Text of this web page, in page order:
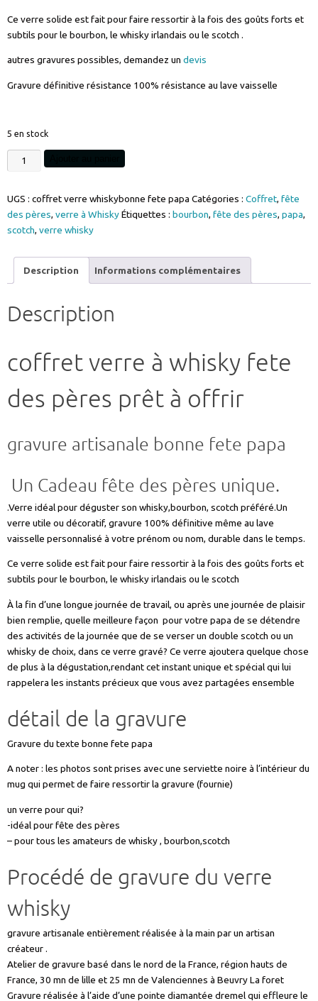
Ce verre solide est fait pour faire ressortir à la fois des goûts forts et
subtils pour le bourbon, le whisky irlandais ou le scotch .
autres gravures possibles, demandez un devis
Gravure définitive résistance 100% résistance au lave vaisselle
5 en stock
quantité
de
verre
à
whisky
pères
bonne
UGS : coffret verre whiskybonne fete papa Catégories : Coffret, fête
des pères, verre à WhiskyÉtiquettes : bourbon, fête des pères, papa,
scotch, verre whisky
Description Informations complémentaires
Description
coffret verre à whisky fete
des pères prêt à offrir
gravure artisanale bonne fete papa
Un Cadeau fête des pères unique.
.Verre idéal pour déguster son whisky,bourbon, scotch préféré.Un
verre utile ou décoratif, gravure 100% définitive même au lave
vaisselle personnalisé à votre prénom ou nom, durable dans le temps.
Ce verre solide est fait pour faire ressortir à la fois des goûts forts et
subtils pour le bourbon, le whisky irlandais ou le scotch
À la fin d’une longue journée de travail, ou après une journée de plaisir
bien remplie, quelle meilleure façon pour votre papa de se détendre
des activités de la journée que de se verser un double scotch ou un
whisky de choix, dans ce verre gravé? Ce verre ajoutera quelque chose
de plus à la dégustation,rendant cet instant unique et spécial qui lui
rappelera les instants précieux que vous avez partagées ensemble
détail de la gravure
Gravure du texte bonne fete papa
A noter : les photos sont prises avec une serviette noire à l’intérieur du
mug qui permet de faire ressortir la gravure (fournie)
un verre pour qui?
-idéal pour fête des pères
– pour tous les amateurs de whisky , bourbon,scotch
Procédé de gravure du verre
whisky
gravure artisanale entièrement réalisée à la main par un artisan
créateur .
Atelier de gravure basé dans le nord de la France, région hauts de
France, 30 mn de lille et 25 mn de Valenciennes à Beuvry La foret
Gravure réalisée à l’aide d’une pointe diamantée dremel qui effleure le